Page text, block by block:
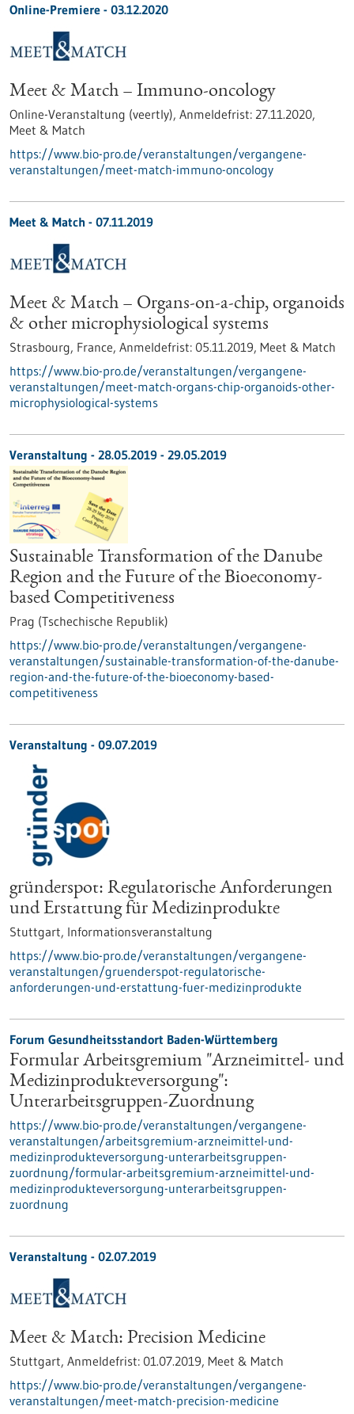
Online-Premiere - 03.12.2020
Meet & Match – Immuno-oncology
Online-Veranstaltung (veertly), Anmeldefrist: 27.11.2020,
Meet & Match
https://www.bio-pro.de/veranstaltungen/vergangene-
veranstaltungen/meet-match-immuno-oncology
Meet & Match - 07.11.2019
Meet & Match – Organs-on-a-chip, organoids
& other microphysiological systems
Strasbourg, France, Anmeldefrist: 05.11.2019, Meet & Match
https://www.bio-pro.de/veranstaltungen/vergangene-
veranstaltungen/meet-match-organs-chip-organoids-other-
microphysiological-systems
Veranstaltung - 28.05.2019 - 29.05.2019
Sustainable Transformation of the Danube
Region and the Future of the Bioeconomy-
based Competitiveness
Prag (Tschechische Republik)
https://www.bio-pro.de/veranstaltungen/vergangene-
veranstaltungen/sustainable-transformation-of-the-danube-
region-and-the-future-of-the-bioeconomy-based-
competitiveness
Veranstaltung - 09.07.2019
gründerspot: Regulatorische Anforderungen
und Erstattung für Medizinprodukte
Stuttgart, Informationsveranstaltung
https://www.bio-pro.de/veranstaltungen/vergangene-
veranstaltungen/gruenderspot-regulatorische-
anforderungen-und-erstattung-fuer-medizinprodukte
Forum Gesundheitsstandort Baden-Württemberg
Formular Arbeitsgremium "Arzneimittel- und
Medizinprodukteversorgung":
Unterarbeitsgruppen-Zuordnung
https://www.bio-pro.de/veranstaltungen/vergangene-
veranstaltungen/arbeitsgremium-arzneimittel-und-
medizinprodukteversorgung-unterarbeitsgruppen-
zuordnung/formular-arbeitsgremium-arzneimittel-und-
medizinprodukteversorgung-unterarbeitsgruppen-
zuordnung
Veranstaltung - 02.07.2019
Meet & Match: Precision Medicine
Stuttgart, Anmeldefrist: 01.07.2019, Meet & Match
https://www.bio-pro.de/veranstaltungen/vergangene-
veranstaltungen/meet-match-precision-medicine